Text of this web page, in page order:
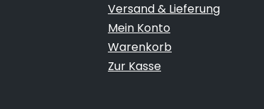
Versand & Lieferung
Mein Konto
Warenkorb
Zur Kasse